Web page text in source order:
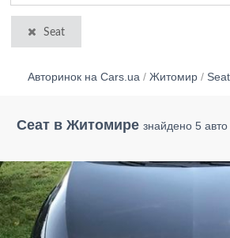
Seat
Авторинок на Cars.ua / Житомир / Seat
Сеат в Житомире знайдено 5 авто